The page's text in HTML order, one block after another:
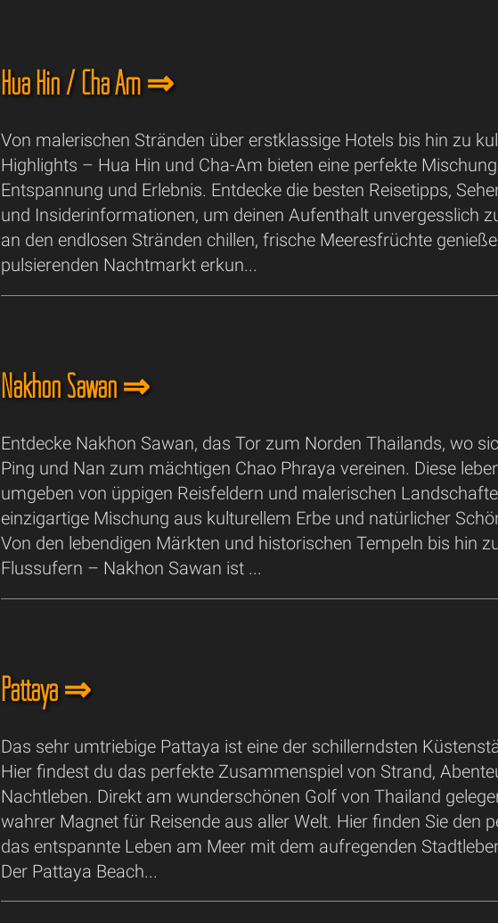
Hua Hin / Cha Am ⇒
Von malerischen Stränden über erstklassige Hotels bis hin zu
Highlights – Hua Hin und Cha-Am bieten eine perfekte
Entspannung und Erlebnis. Entdecke die besten Reisetipps,
und Insiderinformationen, um deinen Aufenthalt unvergesslich
an den endlosen Stränden chillen, frische Meeresfrüchte
pulsierenden Nachtmarkt erkun...
Nakhon Sawan ⇒
Entdecke Nakhon Sawan, das Tor zum Norden Thailands, wo
Ping und Nan zum mächtigen Chao Phraya vereinen. Diese
umgeben von üppigen Reisfeldern und malerischen
einzigartige Mischung aus kulturellem Erbe und natürlicher
Von den lebendigen Märkten und historischen Tempeln bis hin
Flussufern – Nakhon Sawan ist ...
Pattaya ⇒
Das sehr umtriebige Pattaya ist eine der schillerndsten
Hier findest du das perfekte Zusammenspiel von Strand,
Nachtleben. Direkt am wunderschönen Golf von Thailand
wahrer Magnet für Reisende aus aller Welt. Hier finden Sie den
das entspannte Leben am Meer mit dem aufregenden
Der Pattaya Beach...